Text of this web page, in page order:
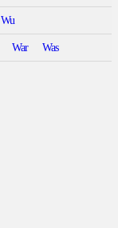
Wu
War Was